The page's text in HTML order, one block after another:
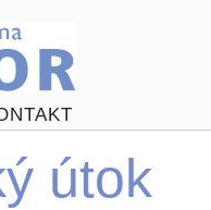
útok